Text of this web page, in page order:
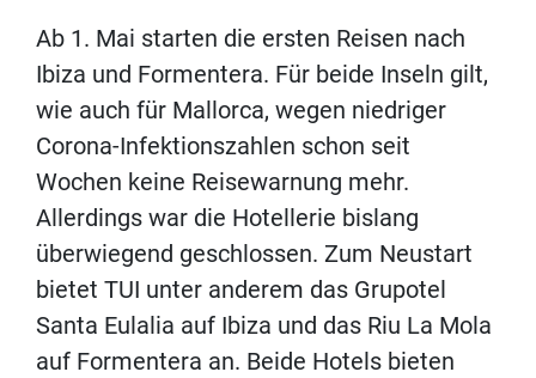
Ab 1. Mai starten die ersten Reisen nach
Ibiza und Formentera. Für beide Inseln gilt,
wie auch für Mallorca, wegen niedriger
Corona-Infektionszahlen schon seit
Wochen keine Reisewarnung mehr.
Allerdings war die Hotellerie bislang
überwiegend geschlossen. Zum Neustart
bietet TUI unter anderem das Grupotel
Santa Eulalia auf Ibiza und das Riu La Mola
auf Formentera an. Beide Hotels bieten